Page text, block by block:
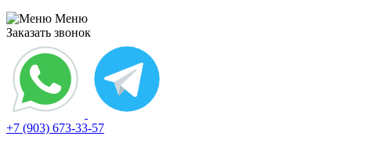
Меню
Заказать звонок
+7 (903) 673-33-57